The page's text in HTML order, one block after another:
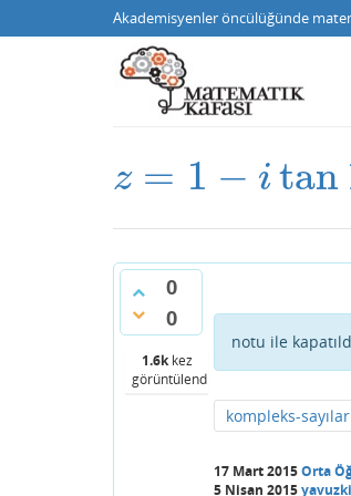
Akademisyenler öncülüğünde
z = 1 − i tan
z=1− itan142
0
0
1.6kkez
görüntülendi
notu ile
kompleks-sayılar
17 Mart 2015Orta
5 Nisan 2015